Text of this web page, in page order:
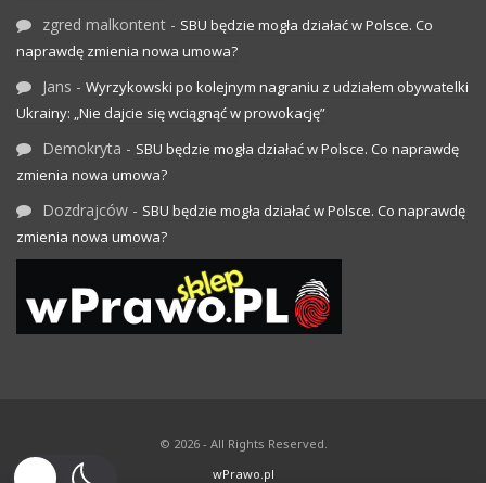
zgred malkontent - SBU będzie mogła działać w Polsce. Co
naprawdę zmienia nowa umowa?
Jans - Wyrzykowski po kolejnym nagraniu z udziałem obywatelki
Ukrainy: „Nie dajcie się wciągnąć w prowokację”
Demokryta - SBU będzie mogła działać w Polsce. Co naprawdę
zmienia nowa umowa?
Dozdrajców - SBU będzie mogła działać w Polsce. Co naprawdę
zmienia nowa umowa?
© 2026 - All Rights Reserved.
wPrawo.pl